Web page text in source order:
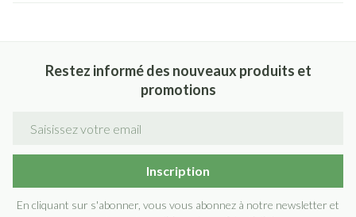
Restez informé des nouveaux produits et
promotions
Inscription
En cliquant sur s'abonner, vous vous abonnez à notre newsletter et